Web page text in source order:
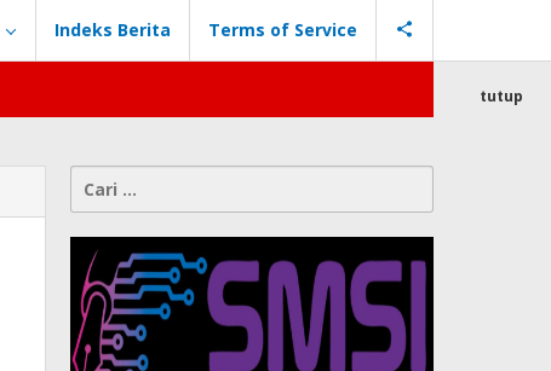
Indeks Berita Terms of Service
tutup
Cari
untuk: